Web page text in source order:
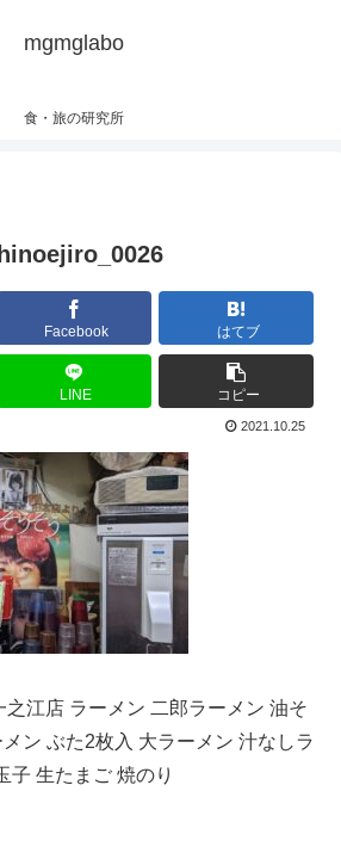
mgmglabo
食・旅の研究所
Facebook はてブ
LINE コピー
2021.10.25
江店 ラーメン 二郎ラーメン 油そ
ン ぶた2枚入 大ラーメン 汁なしラ
子 生たまご 焼のり